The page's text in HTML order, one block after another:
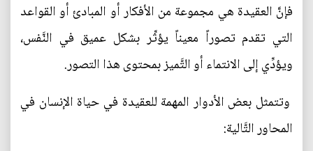
فإنَّ العقيدة هي مجموعة من الأفكار أو المبادئ أو القواعد
التي تقدم تصوراً معيناً يؤثِّر بشكل عميق في النَّفس،
ويؤدِّي إلى الانتماء أو التَّميز بمحتوى هذا التصور.
وتتمثل بعض الأدوار المهمة للعقيدة في حياة الإنسان في
المحاور التَّالية:‏